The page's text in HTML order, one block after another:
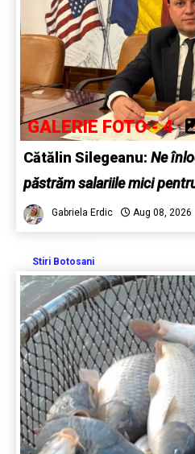
GALERIE FOTO - 4
Cătălin Silegeanu: Ne
păstrăm salariile mici
Gabriela Erdic Aug 08, 2026
Stiri Botosani